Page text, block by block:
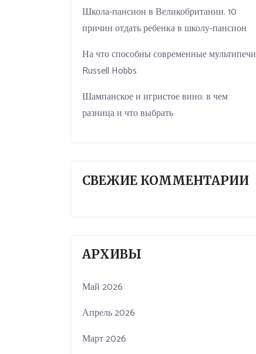
Школа-пансион в Великобритании. 10
причин отдать ребенка в школу-пансион
На что способны современные мультипечи
Russell Hobbs
Шампанское и игристое вино: в чем
разница и что выбрать
СВЕЖИЕ КОММЕНТАРИИ
АРХИВЫ
Май 2026
Апрель 2026
Март 2026